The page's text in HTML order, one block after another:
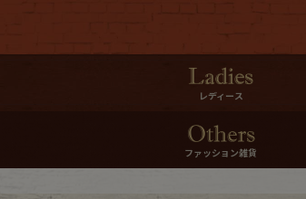
レディース
ファッション雑貨